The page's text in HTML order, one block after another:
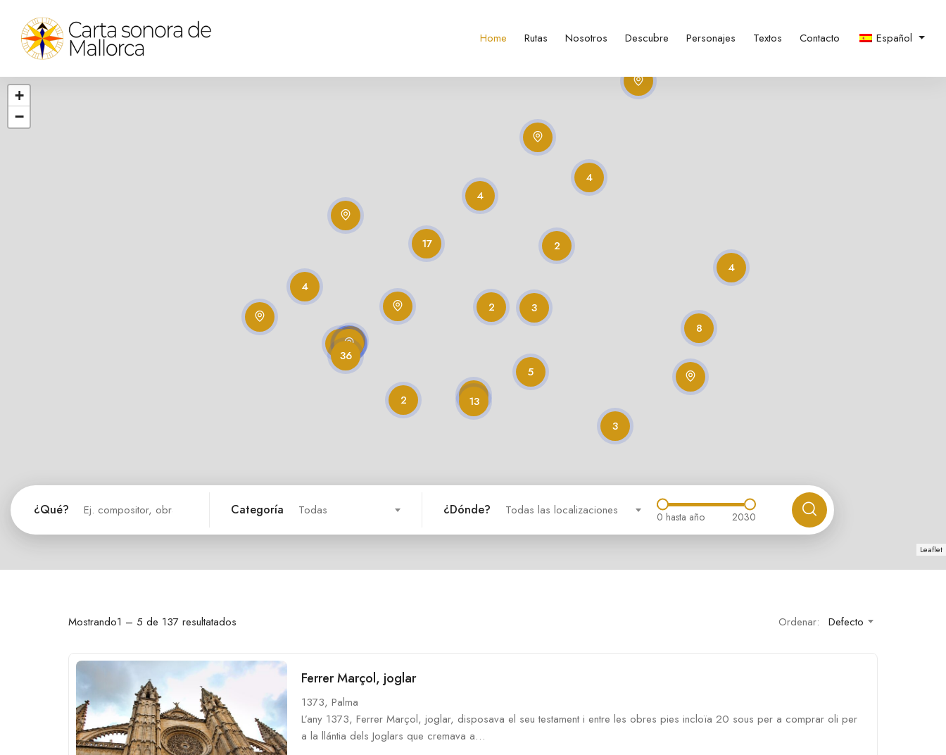
Home Rutas Nosotros Descubre Personajes Textos Contacto Español
2
4
3
3
5
13
4
8
2
4
17
2
4
36
+
−
Leaflet
¿Qué? Categoría Todas ¿Dónde? Todas las localizaciones 0 hasta año 2030
Mostrando1 – 5 de 137 resultatados Ordenar: Defecto
Ferrer Marçol, joglar
1373, Palma
L’any 1373, Ferrer Marçol, joglar, disposava el seu testament i entre les obres pies incloïa 20 sous per a comprar oli per
a la llántia dels Joglars que cremava a…